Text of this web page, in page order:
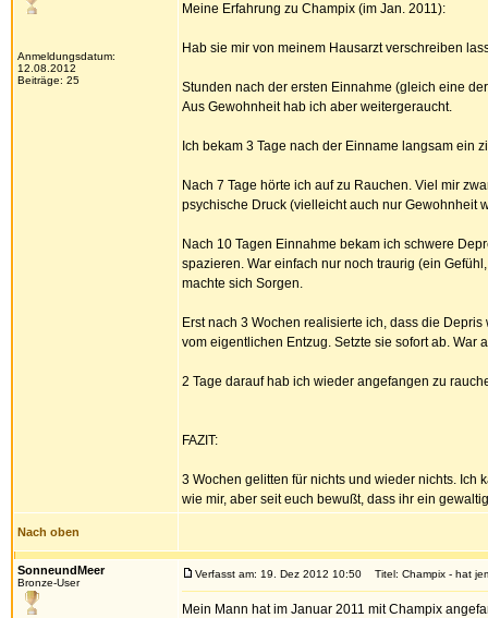
Anmeldungsdatum:
12.08.2012
Beiträge: 25
Meine Erfahrung zu Champix (im Jan. 2011):
Hab sie mir von meinem Hausarzt verschreiben
Stunden nach der ersten Einnahme (gleich eine
Aus Gewohnheit hab ich aber weitergeraucht.
Ich bekam 3 Tage nach der Einname langsam ein
Nach 7 Tage hörte ich auf zu Rauchen. Viel mir
psychische Druck (vielleicht auch nur Gewohnheit
Nach 10 Tagen Einnahme bekam ich schwere
spazieren. War einfach nur noch traurig (ein
machte sich Sorgen.
Erst nach 3 Wochen realisierte ich, dass die
vom eigentlichen Entzug. Setzte sie sofort ab.
2 Tage darauf hab ich wieder angefangen zu
FAZIT:
3 Wochen gelitten für nichts und wieder nichts. Ich
wie mir, aber seit euch bewußt, dass ihr ein
Nach oben
SonneundMeer
Bronze-User
Verfasst am: 19. Dez 2012 10:50 Titel: Champix - hat
Mein Mann hat im Januar 2011 mit Champix